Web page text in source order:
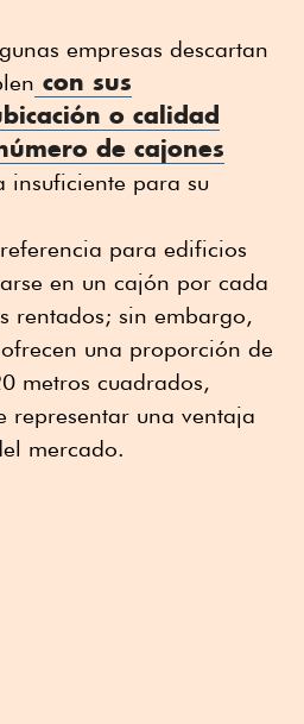
empresas descartan
con sus
o calidad
de cajones
insuficiente para su
para edificios
en un cajón por cada
rentados; sin embargo,
una proporción de
metros cuadrados,
representar una ventaja
mercado.